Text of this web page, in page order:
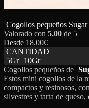
Cogollos pequeños Sugar
Valorado con 5.00 de 5
Desde 18.00€
CANTIDAD
5Gr
10Gr
Cogollos pequeños de
Estos mini cogollos de la
compactos y resinosos,
silvestres y tarta de